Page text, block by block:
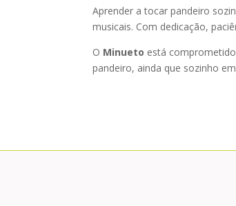
Aprender a tocar pandeiro
musicais. Com dedicação,
O Minueto está
pandeiro, ainda que sozinho